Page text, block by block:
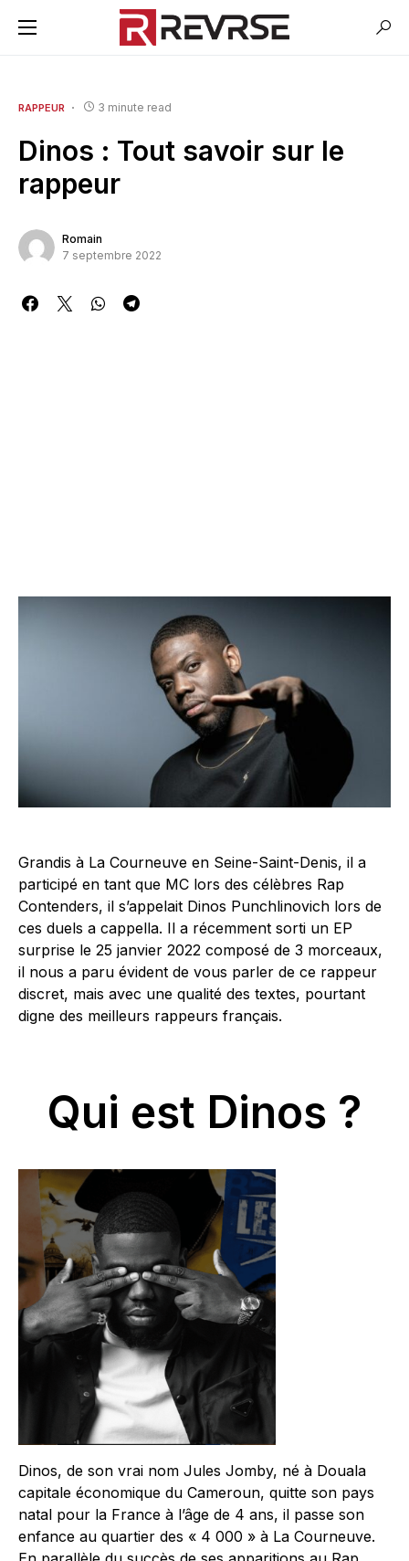
RAPPEUR 3 minute read
Dinos : Tout savoir sur le
rappeur
Romain
7 septembre 2022
Grandis à La Courneuve en Seine-Saint-Denis, il a
participé en tant que MC lors des célèbres Rap
Contenders, il s’appelait Dinos Punchlinovich lors de
ces duels a cappella. Il a récemment sorti un EP
surprise le 25 janvier 2022 composé de 3 morceaux,
il nous a paru évident de vous parler de ce rappeur
discret, mais avec une qualité des textes, pourtant
digne des meilleurs rappeurs français.
Qui est Dinos ?
Dinos, de son vrai nom Jules Jomby, né à Douala
capitale économique du Cameroun, quitte son pays
natal pour la France à l’âge de 4 ans, il passe son
enfance au quartier des « 4 000 » à La Courneuve.